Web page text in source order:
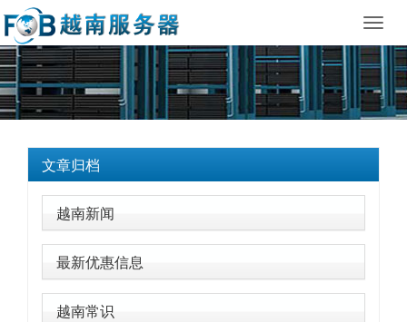
文章归档
越南新闻
最新优惠信息
越南常识